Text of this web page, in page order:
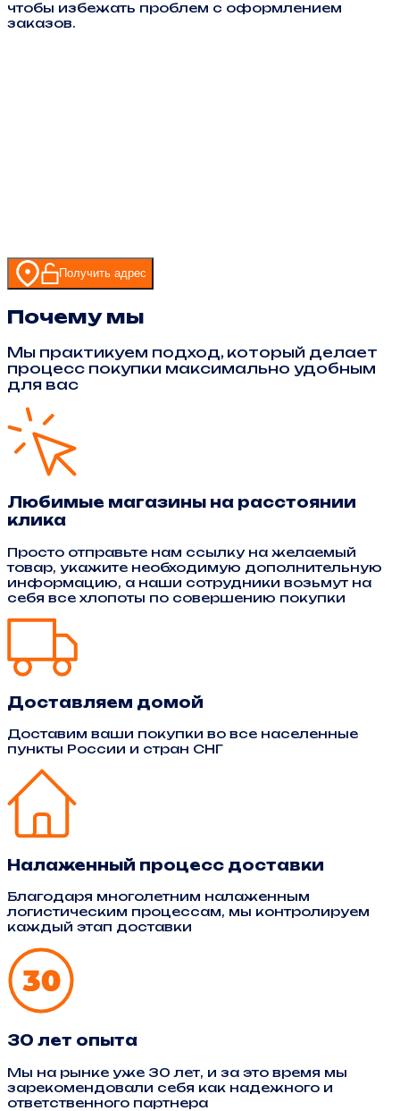
чтобы избежать проблем с оформлением
заказов.
Получить адрес
Почему мы
Мы практикуем подход, который делает
процесс покупки максимально удобным
для вас
Любимые магазины на расстоянии
клика
Просто отправьте нам ссылку на желаемый
товар, укажите необходимую дополнительную
информацию, а наши сотрудники возьмут на
себя все хлопоты по совершению покупки
Доставляем домой
Доставим ваши покупки во все населенные
пункты России и стран СНГ
Налаженный процесс доставки
Благодаря многолетним налаженным
логистическим процессам, мы контролируем
каждый этап доставки
30 лет опыта
Мы на рынке уже 30 лет, и за это время мы
зарекомендовали себя как надежного и
ответственного партнера